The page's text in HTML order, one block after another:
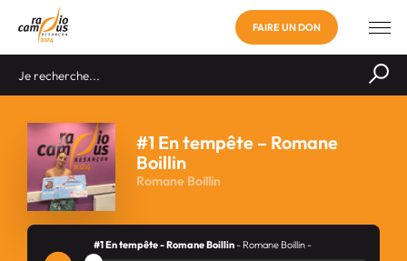
FAIRE UN DON
#1 En tempête – Romane
Boillin
Romane Boillin
#1 En tempête - Romane Boillin- Romane Boillin -